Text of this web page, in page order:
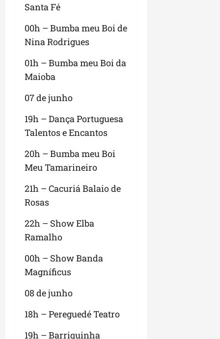
Santa Fé
00h – Bumba meu Boi de
Nina Rodrigues
01h – Bumba meu Boi da
Maioba
07 de junho
19h – Dança Portuguesa
Talentos e Encantos
20h – Bumba meu Boi
Meu Tamarineiro
21h – Cacuriá Balaio de
Rosas
22h – Show Elba
Ramalho
00h – Show Banda
Magníficus
08 de junho
18h – Pereguedé Teatro
19h – Barriquinha